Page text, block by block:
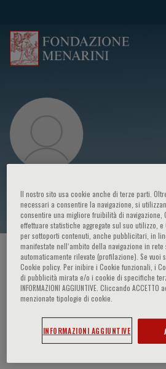
Larry Beck
HOME PAGE / CORSI ED EVENTI /
Larry Beck
Il nostro sito usa cookie anche di terze parti.
necessari a consentire la navigazione, si
consentire una migliore fruibilità di navigazione,
effettuare statistiche aggregate sul suo utilizzo,
per sottoporti contenuti, anche pubblicitari, in
manifestate nell‘ambito della navigazione in
automaticamente rilevate (profilazione). Se vuoi
Cookie policy. Per inibire i Cookie funzionali, i
di pubblicità mirata e/o i cookie di specifiche
INFORMAZIONI AGGIUNTIVE. Cliccando
menzionate tipologie di cookie.
INFORMAZIONI AGGIUNTIVE